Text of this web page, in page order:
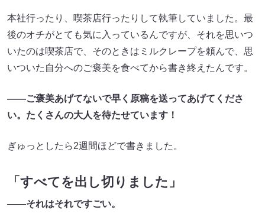
本社行ったり、喫茶店行ったりして執筆していました。最
後のオチがとても気に入っているんですが、それを思いつ
いたのは喫茶店で、そのときはミルクレープを頼んで、思
いついた自分へのご褒美を食べてから書き終えたんです。
――ご褒美あげてないで早く原稿を送ってあげてくださ
い。たくさんの大人を待たせています！
ぎゅっとしたら2週間ほどで書きました。
「すべてを出し切りました」
――それはそれですごい。